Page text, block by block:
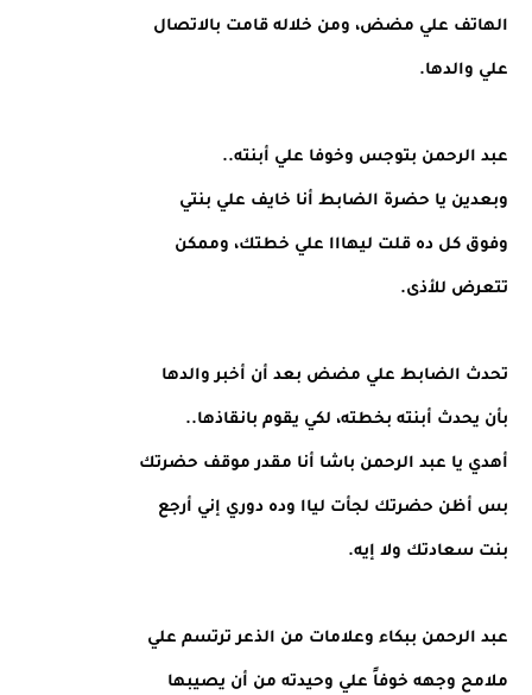
الهاتف علي مضض، ومن خلاله قامت بالاتصال
علي والدها.
عبد الرحمن بتوجس وخوفا علي أبنته..
وبعدين يا حضرة الضابط أنا خايف علي بنتي
وفوق كل ده قلت ليهااا علي خطتك، وممكن
تتعرض للأذى.
تحدث الضابط علي مضض بعد أن أخبر والدها
بأن يحدث أبنته بخطته، لكي يقوم بانقاذها..
أهدي يا عبد الرحمن باشا أنا مقدر موقف حضرتك
بس أظن حضرتك لجأت لياا وده دوري إني أرجع
بنت سعادتك ولا إيه.
عبد الرحمن ببكاء وعلامات من الذعر ترتسم علي
ملامح وجهه خوفاً علي وحيدته من أن يصيبها